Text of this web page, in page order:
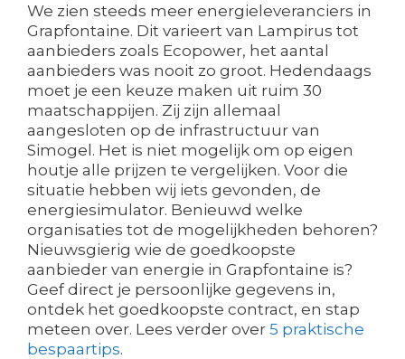
We zien steeds meer energieleveranciers in
Grapfontaine. Dit varieert van Lampirus tot
aanbieders zoals Ecopower, het aantal
aanbieders was nooit zo groot. Hedendaags
moet je een keuze maken uit ruim 30
maatschappijen. Zij zijn allemaal
aangesloten op de infrastructuur van
Simogel. Het is niet mogelijk om op eigen
houtje alle prijzen te vergelijken. Voor die
situatie hebben wij iets gevonden, de
energiesimulator. Benieuwd welke
organisaties tot de mogelijkheden behoren?
Nieuwsgierig wie de goedkoopste
aanbieder van energie in Grapfontaine is?
Geef direct je persoonlijke gegevens in,
ontdek het goedkoopste contract, en stap
meteen over. Lees verder over 5 praktische
bespaartips.